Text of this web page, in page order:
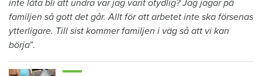
inte låta bli att undra var jag varit otydlig? Jag jagar på
familjen så gott det går. Allt för att arbetet inte ska försenas
ytterligare. Till sist kommer familjen i väg så att vi kan
börja”.